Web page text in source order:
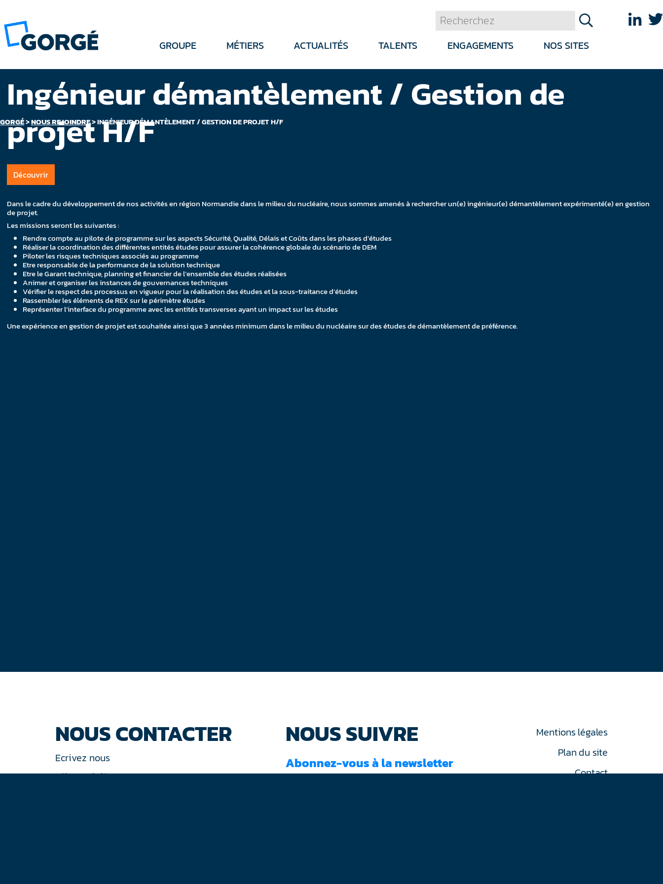
GROUPE MÉTIERS ACTUALITÉS TALENTS ENGAGEMENTS NOS SITES
GORGÉ>NOUS REJOINDRE>INGÉNIEUR DÉMANTÈLEMENT / GESTION DE PROJET H/F
Ingénieur démantèlement / Gestion de
projet H/F
Découvrir
Dans le cadre du développement de nos activités en région Normandie dans le milieu du nucléaire, nous sommes amenés à rechercher un(e) ingénieur(e) démantèlement expérimenté(e) en gestion
de projet.
Les missions seront les suivantes :
Rendre compte au pilote de programme sur les aspects Sécurité, Qualité, Délais et Coûts dans les phases d’études
Réaliser la coordination des différentes entités études pour assurer la cohérence globale du scénario de DEM
Piloter les risques techniques associés au programme
Etre responsable de la performance de la solution technique
Etre le Garant technique, planning et financier de l’ensemble des études réalisées
Animer et organiser les instances de gouvernances techniques
Vérifier le respect des processus en vigueur pour la réalisation des études et la sous-traitance d’études
Rassembler les éléments de REX sur le périmètre études
Représenter l’interface du programme avec les entités transverses ayant un impact sur les études
Une expérience en gestion de projet est souhaitée ainsi que 3 années minimum dans le milieu du nucléaire sur des études de démantèlement de préférence.
NOUS CONTACTER
Ecrivez nous
Tél : +33 (0)1 44 77 94 77
NOUS SUIVRE
Abonnez-vous à la newsletter
Mentions légales
Plan du site
Contact